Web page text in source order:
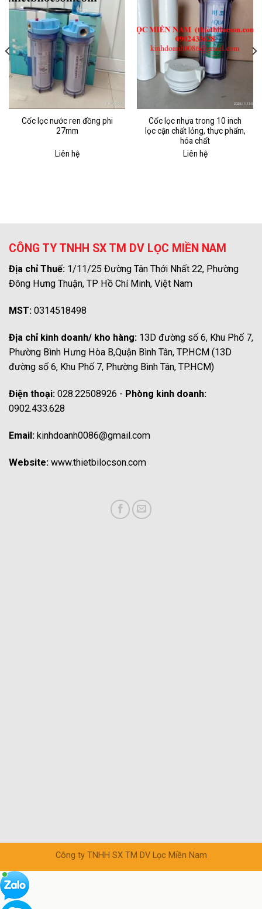
Cốc lọc nước ren đồng phi
27mm
Liên hệ
Cốc lọc nhựa trong 10 inch
lọc cặn chất lỏng, thực phẩm,
hóa chất
Liên hệ
CÔNG TY TNHH SX TM DV LỌC MIỀN NAM
Địa chỉ Thuế: 1/11/25 Đường Tân Thới Nhất 22, Phường
Đông Hưng Thuận, TP Hồ Chí Minh, Việt Nam
MST: 0314518498
Địa chỉ kinh doanh/ kho hàng: 13D đường số 6, Khu Phố 7,
Phường Bình Hưng Hòa B,Quận Bình Tân, TP.HCM (13D
đường số 6, Khu Phố 7, Phường Bình Tân, TP.HCM)
Điện thoại: 028.22508926 - Phòng kinh doanh:
0902.433.628
Email: kinhdoanh0086@gmail.com
Website: www.thietbilocson.com
Công ty TNHH SX TM DV Lọc Miền Nam